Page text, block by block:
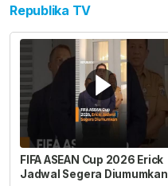
Republika TV
FIFA ASEAN Cup 2026 Erick
Jadwal Segera Diumumkan